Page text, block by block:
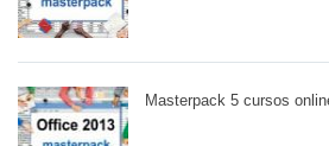
Masterpack 5 cursos